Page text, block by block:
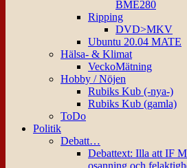
BME280
Ripping
DVD>MKV
Ubuntu 20.04 MATE
Hälsa- & Klimat
VeckoMätning
Hobby / Nöjen
Rubiks Kub (-nya-)
Rubiks Kub (gamla)
ToDo
Politik
Debatt…
Debattext: Illa att IF